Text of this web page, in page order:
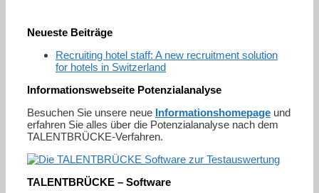
Neueste Beiträge
Recruiting hotel staff: A new recruitment solution
for hotels in Switzerland
Informationswebseite Potenzialanalyse
Besuchen Sie unsere neue Informationshomepage und
erfahren Sie alles über die Potenzialanalyse nach dem
TALENTBRÜCKE-Verfahren.
TALENTBRÜCKE – Software